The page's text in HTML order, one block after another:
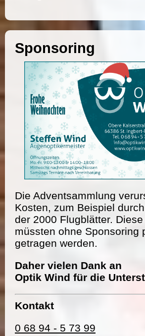
Sponsoring
Die Adventsammlung
Kosten, zum Beispiel
der 2000 Flugblätter.
müssten ohne Sponsoring
getragen werden.
Daher vielen Dank an
Optik Wind für die
Kontakt
0 68 94 - 5 73 99